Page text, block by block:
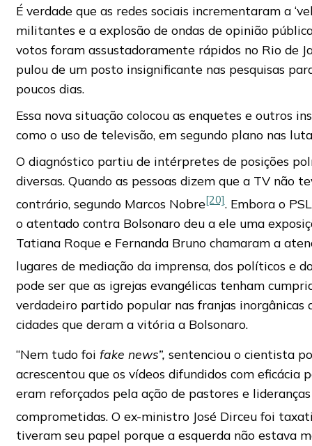
É verdade que as redes sociais incrementaram a
militantes e a explosão de ondas de opinião
votos foram assustadoramente rápidos no Rio de
pulou de um posto insignificante nas pesquisas
poucos dias.
Essa nova situação colocou as enquetes e outros
como o uso de televisão, em segundo plano nas
O diagnóstico partiu de intérpretes de posições
diversas. Quando as pessoas dizem que a TV não
contrário, segundo Marcos Nobre[20]. Embora o
o atentado contra Bolsonaro deu a ele uma
Tatiana Roque e Fernanda Bruno chamaram a
lugares de mediação da imprensa, dos políticos e
pode ser que as igrejas evangélicas tenham
verdadeiro partido popular nas franjas inorgânicas
cidades que deram a vitória a Bolsonaro.
“Nem tudo foi fake news”, sentenciou o cientista
acrescentou que os vídeos difundidos com eficácia
eram reforçados pela ação de pastores e
comprometidas. O ex-ministro José Dirceu foi
tiveram seu papel porque a esquerda não estava